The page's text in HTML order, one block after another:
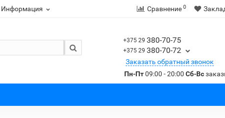
Информация Сравнение 0
+375 29 380-70-75
+375 29 380-70-72
Заказать обратный звонок
Пн-Пт09:00 - 20:00 Сб-Вс